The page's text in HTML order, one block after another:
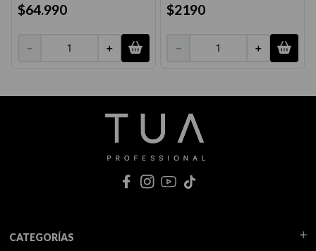
$64.990
＋
－
$2190
＋
－
CATEGORÍAS